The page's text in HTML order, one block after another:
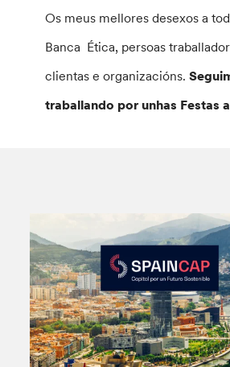
Os meus mellores desexos a
Banca Ética, persoas
clientas e organizacións.
traballando por unhas Festas